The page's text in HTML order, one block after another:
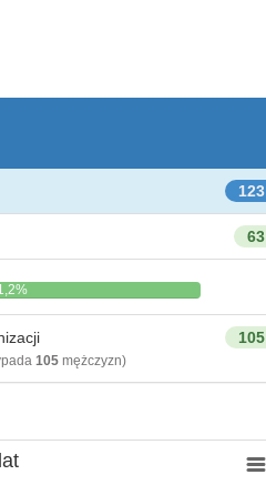
123
63
105
105mężczyzn)